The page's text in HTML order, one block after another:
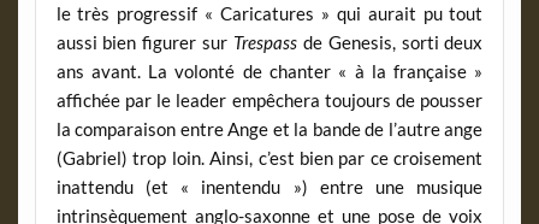
le très progressif « Caricatures » qui aurait pu tout
aussi bien figurer sur Trespass de Genesis, sorti deux
ans avant. La volonté de chanter « à la française »
affichée par le leader empêchera toujours de pousser
la comparaison entre Ange et la bande de l’autre ange
(Gabriel) trop loin. Ainsi, c’est bien par ce croisement
inattendu (et « inentendu ») entre une musique
intrinsèquement anglo-saxonne et une pose de voix